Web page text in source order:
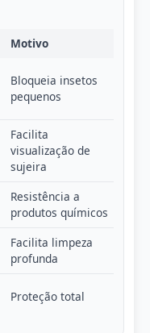
Motivo
Bloqueia insetos
pequenos
Facilita
visualização de
sujeira
Resistência a
produtos químicos
Facilita limpeza
profunda
Proteção total